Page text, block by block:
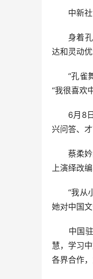
中新社
身着孔雀
达和灵动
“孔雀舞
“我很喜欢
6月8日
兴问答、
蔡柔妗的
上演绎改
“我从小
她对中国
中国驻
慧，学习
各界合作